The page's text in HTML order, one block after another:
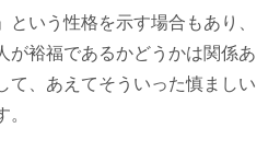
いう性格を示す場合もあり、
が裕福であるかどうかは関係あ
て、あえてそういった慎ましい